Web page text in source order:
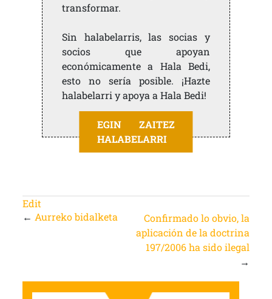
transformar.
Sin halabelarris, las socias y
socios que apoyan
económicamente a Hala Bedi,
esto no sería posible. ¡Hazte
halabelarri y apoya a Hala Bedi!
EGIN ZAITEZ
HALABELARRI
Edit
← Aurreko bidalketa
Confirmado lo obvio, la
aplicación de la doctrina
197/2006 ha sido ilegal
→